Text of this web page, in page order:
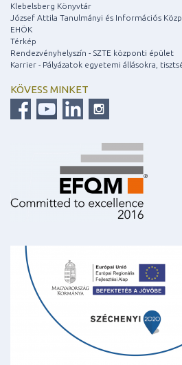
Klebelsberg Könyvtár
József Attila Tanulmányi és Információs
EHÖK
Térkép
Rendezvényhelyszín - SZTE központi épület
Karrier - Pályázatok egyetemi állásokra,
KÖVESS MINKET